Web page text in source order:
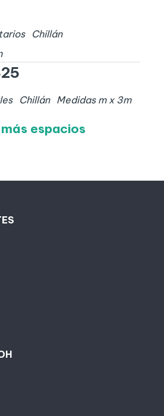
Chillán
Chillán Medidas m x 3m
espacios